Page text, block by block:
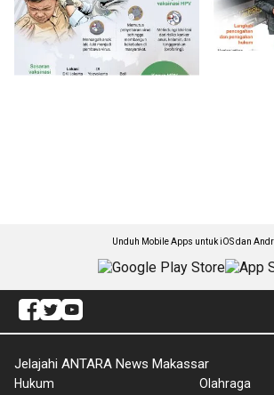
Unduh Mobile Apps untuk iOS dan
Jelajahi ANTARA News Makassar
Hukum Olahraga